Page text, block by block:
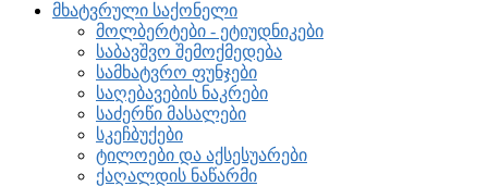
მხატვრული საქონელი
მოლბერტები - ეტიუდნიკები
საბავშვო შემოქმედება
სამხატვრო ფუნჯები
საღებავების ნაკრები
საძერწი მასალები
სკეჩბუქები
ტილოები და აქსესუარები
ქაღალდის ნაწარმი